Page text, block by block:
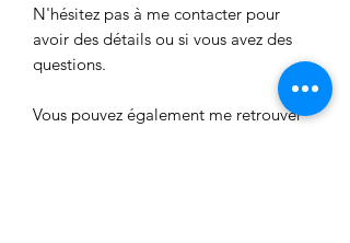
N'hésitez pas à me contacter pour
avoir des détails ou si vous avez des
questions.
Vous pouvez également me retrouver